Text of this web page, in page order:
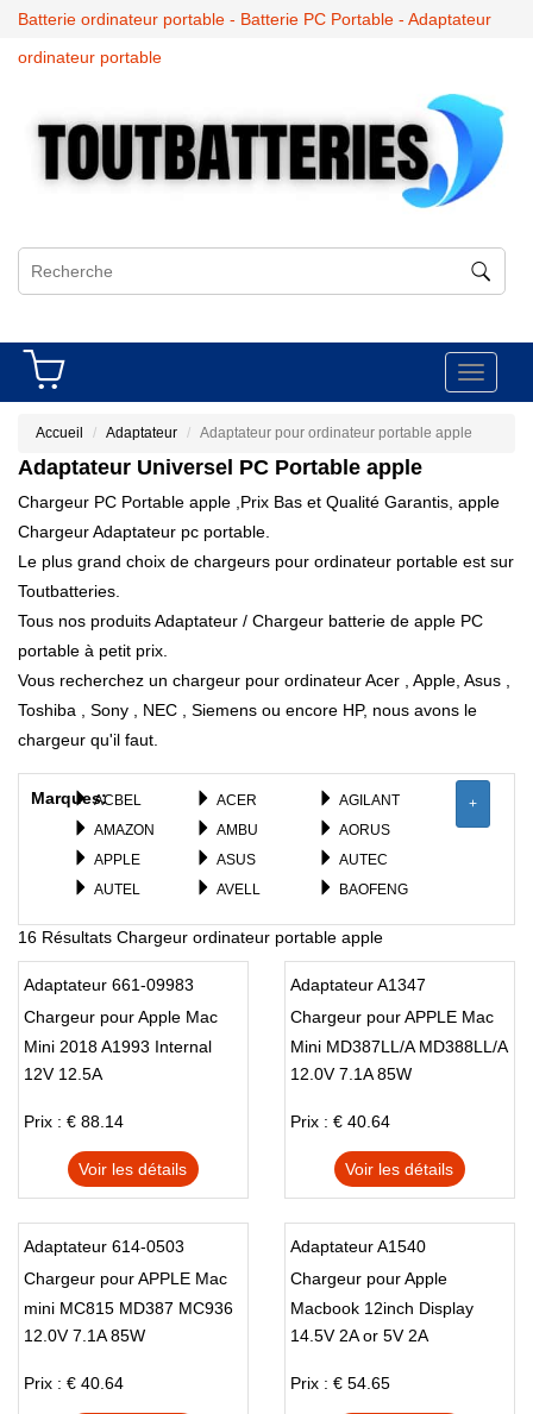
Batterie ordinateur portable - Batterie PC Portable - Adaptateur
ordinateur portable
Toggle
Accueil Adaptateur Adaptateur pour ordinateur portable apple
Adaptateur Universel PC Portable apple
Chargeur PC Portable apple ,Prix Bas et Qualité Garantis, apple
Chargeur Adaptateur pc portable.
Le plus grand choix de chargeurs pour ordinateur portable est sur
Toutbatteries.
Tous nos produits Adaptateur / Chargeur batterie de apple PC
portable à petit prix.
Vous recherchez un chargeur pour ordinateur Acer , Apple, Asus ,
Toshiba , Sony , NEC , Siemens ou encore HP, nous avons le
chargeur qu'il faut.
Marques:ACBEL ACER
AGILANT
AMAZON
AMBU
AORUS
APPLE
ASUS
AUTEC
AUTEL
AVELL
BAOFENG
CHCNAV
CHICONY
CLEVO
COMPAQ
DELTA
DYSON
EHANCE
FORTINET
FUJIKURA
GATEWAY
GETAC
GIGABYTE
GOWIN
HIGH
HOIOTO
HP
HUAWEI
HUNTKEY
HYTERA
IBM
ICOM
ICONIA
ITE
+
16 Résultats Chargeur ordinateur portable apple
Adaptateur 661-09983
Chargeur pour Apple Mac
Mini 2018 A1993 Internal
Power Supply PSU
12V 12.5A
Prix : € 88.14
Voir les détails
Adaptateur A1347
Chargeur pour APPLE Mac
Mini MD387LL/A MD388LL/A
ADP-85AF U 614-0515
12.0V 7.1A 85W
Prix : € 40.64
Voir les détails
Adaptateur 614-0503
Chargeur pour APPLE Mac
mini MC815 MD387 MC936
12.0V 7.1A 85W
Prix : € 40.64
Adaptateur A1540
Chargeur pour Apple
Macbook 12inch Display
14.5V 2A or 5V 2A
Prix : € 54.65